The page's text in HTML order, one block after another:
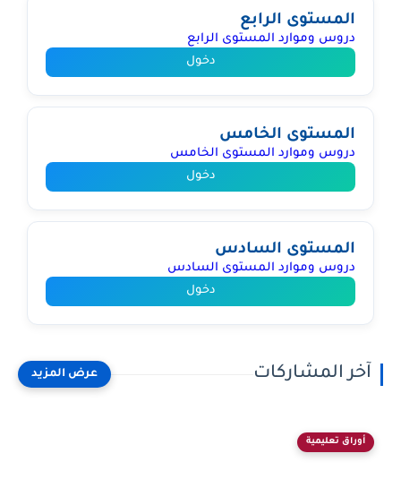
المستوى الرابع
دروس وموارد المستوى الرابع
دخول
المستوى الخامس
دروس وموارد المستوى الخامس
دخول
المستوى السادس
دروس وموارد المستوى السادس
دخول
آخر المشاركات
أوراق تعليمية